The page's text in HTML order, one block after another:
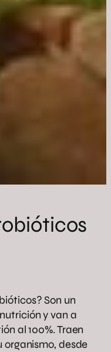
Son un
y van a
al 100%. Traen
desde